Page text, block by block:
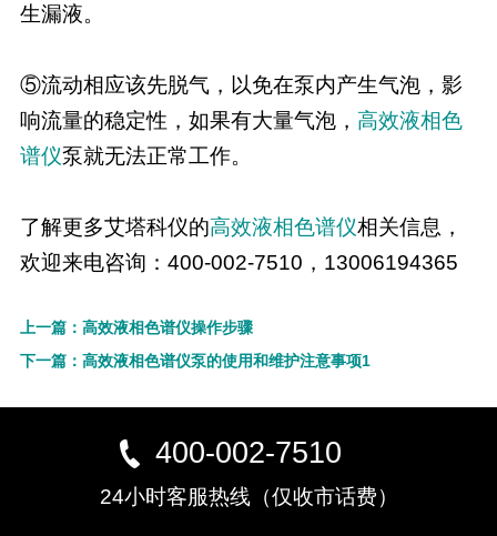
生漏液。
⑤流动相应该先脱气，以免在泵内产生气泡，影
响流量的稳定性，如果有大量气泡， 高效液相色
谱仪泵就无法正常工作。
了解更多艾塔科仪的高效液相色谱仪相关信息，
欢迎来电咨询：400-002-7510，13006194365
上一篇：高效液相色谱仪操作步骤
下一篇：高效液相色谱仪泵的使用和维护注意事项1
400-002-7510
24小时客服热线（仅收市话费）